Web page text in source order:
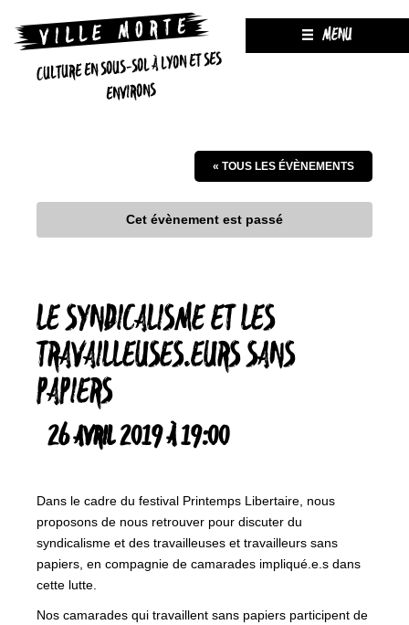
CULTURE EN SOUS-SOL À LYON ET SES
ENVIRONS
MENU
« TOUS LES ÉVÈNEMENTS
Cet évènement est passé
LE SYNDICALISME ET LES
TRAVAILLEUSES.EURS SANS
PAPIERS
26 AVRIL 2019 À 19:00
Dans le cadre du festival Printemps Libertaire, nous
proposons de nous retrouver pour discuter du
syndicalisme et des travailleuses et travailleurs sans
papiers, en compagnie de camarades impliqué.e.s dans
cette lutte.
Nos camarades qui travaillent sans papiers participent de